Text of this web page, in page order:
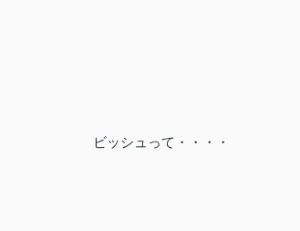
ビッシュって・・・・